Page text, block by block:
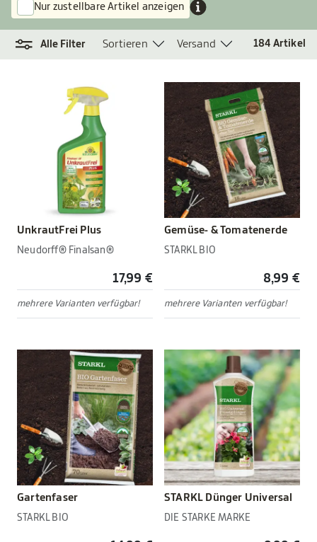
Nur zustellbare Artikel anzeigen
Alle Filter Sortieren Versand 184 Artikel
UnkrautFrei Plus
Neudorff® Finalsan®
17,99 €
mehrere Varianten verfügbar!
Gemüse- & Tomatenerde
STARKL BIO
8,99 €
mehrere Varianten verfügbar!
Gartenfaser
STARKL BIO
STARKL Dünger Universal
DIE STARKE MARKE